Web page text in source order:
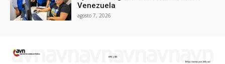
Venezuela
agosto 7, 2026